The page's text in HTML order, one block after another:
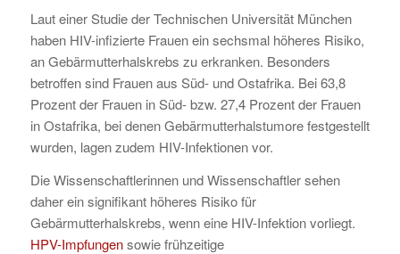
Laut einer Studie der Technischen Universität München
haben HIV-infizierte Frauen ein sechsmal höheres Risiko,
an Gebärmutterhalskrebs zu erkranken. Besonders
betroffen sind Frauen aus Süd- und Ostafrika. Bei 63,8
Prozent der Frauen in Süd- bzw. 27,4 Prozent der Frauen
in Ostafrika, bei denen Gebärmutterhalstumore festgestellt
wurden, lagen zudem HIV-Infektionen vor.
Die Wissenschaftlerinnen und Wissenschaftler sehen
daher ein signifikant höheres Risiko für
Gebärmutterhalskrebs, wenn eine HIV-Infektion vorliegt.
HPV-Impfungensowie frühzeitige